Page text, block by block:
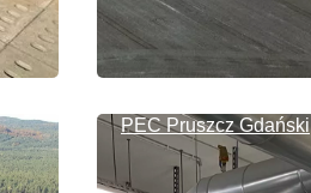
PEC Pruszcz Gdański